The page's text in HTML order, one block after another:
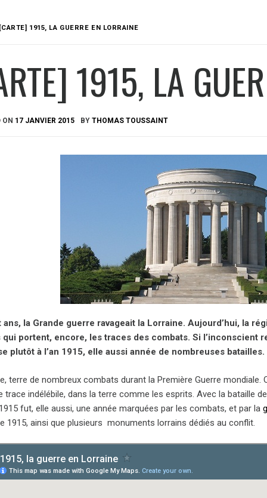
1915, LA GUERRE EN LORRAINE
1915, LA
ON 17 JANVIER 2015 BYTHOMAS TOUSSAINT
ans, la Grande guerre ravageait la Lorraine. Aujourd’hui, la
qui portent, encore, les traces des combats. Si l’inconscient
plutôt à l’an 1915, elle aussi année de nombreuses batailles.
terre de nombreux combats durant la Première Guerre
trace indélébile, dans la terre comme les esprits. Avec la bataille
fut, elle aussi, une année marquées par les combats, et par la
1915, ainsi que plusieurs monuments lorrains dédiés au conflit.